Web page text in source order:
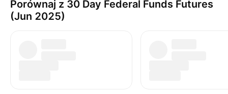
Porównaj z 30 Day Federal Funds Futures
(Jun 2025)